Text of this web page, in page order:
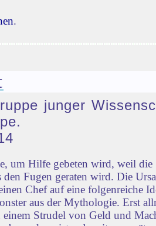
.
junger
um Hilfe gebeten wird, weil
den Fugen geraten wird. Die
Chef auf eine folgenreiche
aus der Mythologie. Erst
einem Strudel von Geld und